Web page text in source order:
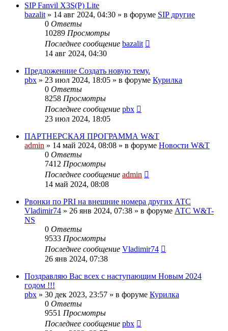
SIP Fanvil X3S(P) Lite
bazalit » 14 авг 2024, 04:30 » в форуме SIP другие
0 Ответы
10289 Просмотры
Последнее сообщение bazalit
14 авг 2024, 04:30
Предложениие Создать новую тему.
pbx » 23 июл 2024, 18:05 » в форуме Курилка
0 Ответы
8258 Просмотры
Последнее сообщение pbx
23 июл 2024, 18:05
ПАРТНЕРСКАЯ ПРОГРАММА W&T
admin » 14 май 2024, 08:08 » в форуме Новости W&T
0 Ответы
7412 Просмотры
Последнее сообщение admin
14 май 2024, 08:08
Pвонки по PRI на внешние номера других АТС
Vladimir74 » 26 янв 2024, 07:38 » в форуме АТС W&T-
NS
0 Ответы
9533 Просмотры
Последнее сообщение Vladimir74
26 янв 2024, 07:38
Поздравляю Вас всех с наступающим Новым 2024
годом !!!
pbx » 30 дек 2023, 23:57 » в форуме Курилка
0 Ответы
9551 Просмотры
Последнее сообщение pbx